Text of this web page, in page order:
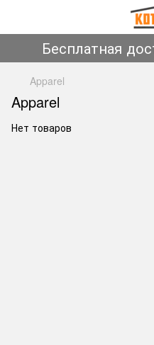
Бесплатная
Apparel
Apparel
Нет товаров